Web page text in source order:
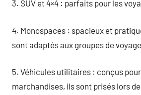
3. SUV et 4×4 : parfaits pour les
4. Monospaces : spacieux et
sont adaptés aux groupes de
5. Véhicules utilitaires : conçus
marchandises, ils sont prisés lors